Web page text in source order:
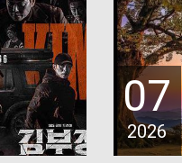
07
2026